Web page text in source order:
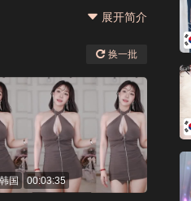
展开简介
换一批
国 00:03:35